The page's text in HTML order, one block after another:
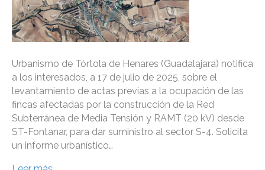
Urbanismo de Tórtola de Henares (Guadalajara) notifica
a los interesados, a 17 de julio de 2025, sobre el
levantamiento de actas previas a la ocupación de las
fincas afectadas por la construcción de la Red
Subterránea de Media Tensión y RAMT (20 kV) desde
ST-Fontanar, para dar suministro al sector S-4. Solicita
un informe urbanístico…